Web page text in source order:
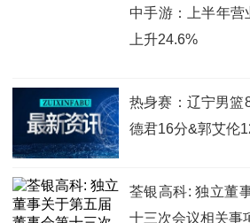
中手游：上半年营
上升24.6%
热身赛：辽宁男篮
德君16分&郭艾伦
荃银高科: 独立董
十三次会议相关事